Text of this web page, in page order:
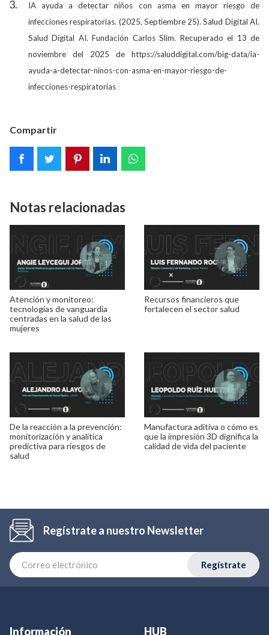
IA ayuda a detectar niños con asma en mayor riesgo de
infecciones respiratorias. (2025, Septiembre 25). Salud Digital AI.
Salud Digital AI. Fundación Carlos Slim. Recuperado el 13 de
noviembre del 2025 de https://saluddigital.com/big-data/ia-
ayuda-a-detectar-ninos-con-asma-en-mayor-riesgo-de-
infecciones-respiratorias
Compartir
Notas relacionadas
Atención y monitoreo:
tecnologías de vanguardia
centradas en la salud de las
mujeres
Recursos financieros que
fortalecen el sector salud
De la reacción a la prevención:
monitorización y analítica
predictiva para riesgos de
salud
Manufactura aditiva o cómo es
que la impresión 3D dignifica la
calidad de vida del paciente
Regístrate a nuestro Newsletter
Regístrate
Información HUB